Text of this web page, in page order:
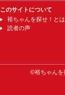
このサイトについて
裕ちゃんを探せ！とは
読者の声
©裕ちゃんを